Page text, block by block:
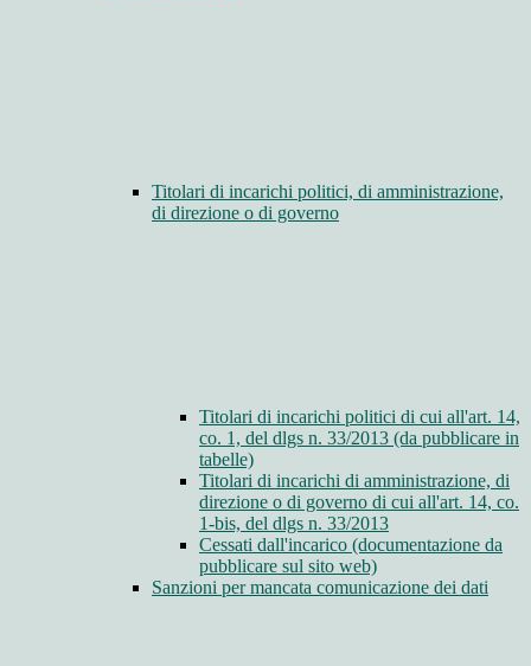
Titolari di incarichi politici, di amministrazione,
di direzione o di governo
Titolari di incarichi politici di cui all'art. 14,
co. 1, del dlgs n. 33/2013 (da pubblicare in
tabelle)
Titolari di incarichi di amministrazione, di
direzione o di governo di cui all'art. 14, co.
1-bis, del dlgs n. 33/2013
Cessati dall'incarico (documentazione da
pubblicare sul sito web)
Sanzioni per mancata comunicazione dei dati